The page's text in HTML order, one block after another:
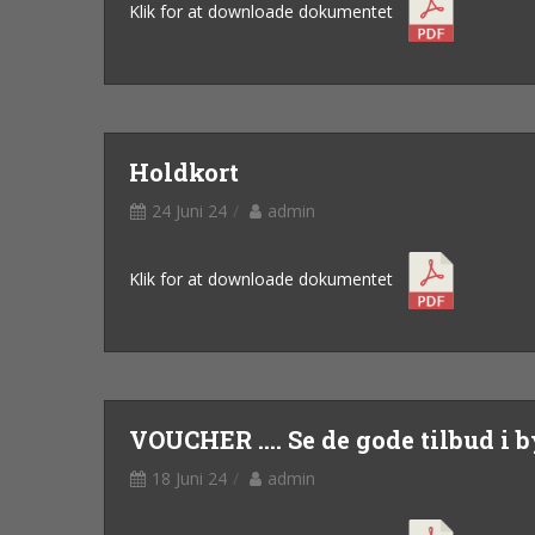
Klik for at downloade dokumentet
Holdkort
24 Juni 24 admin
Klik for at downloade dokumentet
VOUCHER .... Se de gode tilbud i
18 Juni 24 admin